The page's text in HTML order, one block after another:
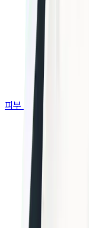
피부 고민별 가이드